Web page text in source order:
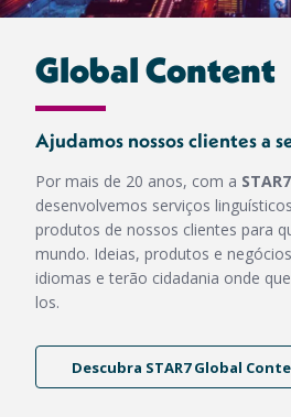
Global Content
Ajudamos nossos clientes a
Por mais de 20 anos, com a
desenvolvemos serviços
produtos de nossos clientes para
mundo. Ideias, produtos e
idiomas e terão cidadania onde
los.
Descubra STAR7 Global